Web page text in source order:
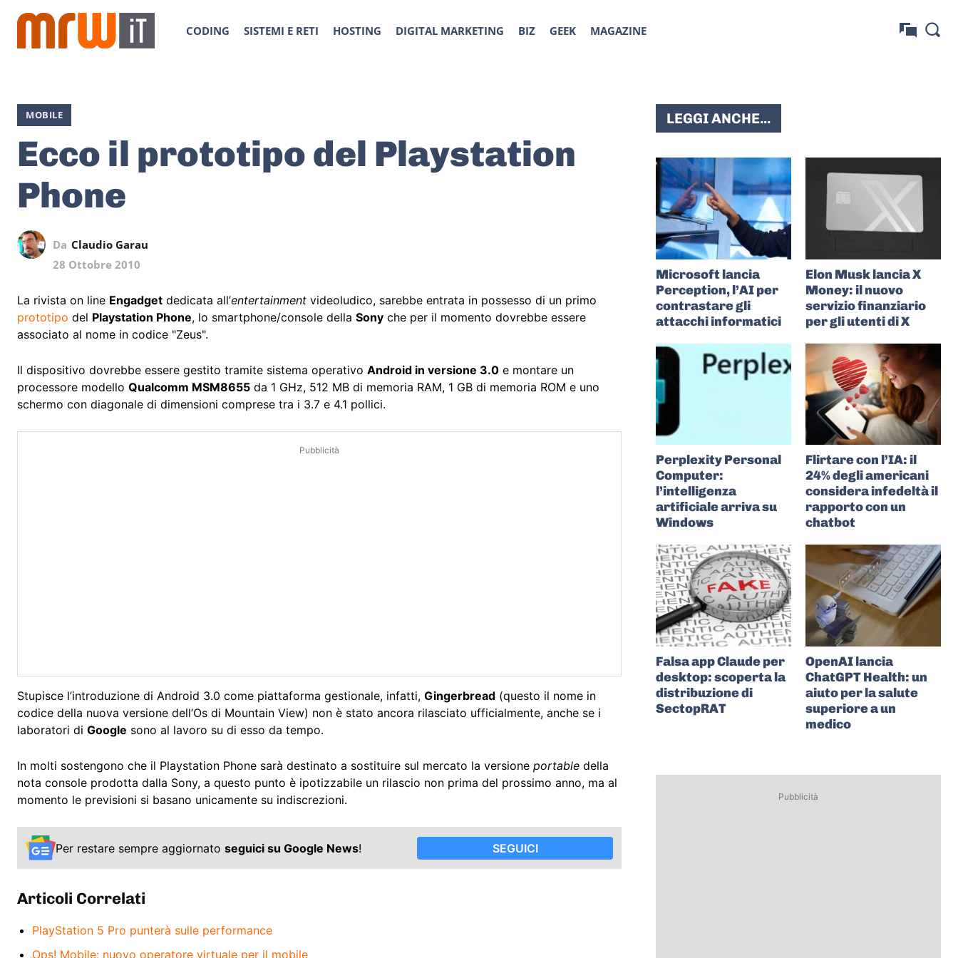
CODING SISTEMI E RETI HOSTING DIGITAL MARKETING BIZ GEEK MAGAZINE
MOBILE
Ecco il prototipo del Playstation
Phone
Da Claudio Garau
28 Ottobre 2010
La rivista on line Engadget dedicata all’entertainment videoludico, sarebbe entrata in possesso di un primo
prototipo del Playstation Phone, lo smartphone/console della Sony che per il momento dovrebbe essere
associato al nome in codice "Zeus".
Il dispositivo dovrebbe essere gestito tramite sistema operativo Android in versione 3.0 e montare un
processore modello Qualcomm MSM8655 da 1 GHz, 512 MB di memoria RAM, 1 GB di memoria ROM e uno
schermo con diagonale di dimensioni comprese tra i 3.7 e 4.1 pollici.
Pubblicità
Stupisce l’introduzione di Android 3.0 come piattaforma gestionale, infatti, Gingerbread (questo il nome in
codice della nuova versione dell’Os di Mountain View) non è stato ancora rilasciato ufficialmente, anche se i
laboratori di Google sono al lavoro su di esso da tempo.
In molti sostengono che il Playstation Phone sarà destinato a sostituire sul mercato la versione portable della
nota console prodotta dalla Sony, a questo punto è ipotizzabile un rilascio non prima del prossimo anno, ma al
momento le previsioni si basano unicamente su indiscrezioni.
Per restare sempre aggiornato seguici su Google News! SEGUICI
Articoli Correlati
PlayStation 5 Pro punterà sulle performance
Ops! Mobile: nuovo operatore virtuale per il mobile
LEGGI ANCHE...
Microsoft lancia
Perception, l’AI per
contrastare gli
attacchi informatici
Elon Musk lancia X
Money: il nuovo
servizio finanziario
per gli utenti di X
Perplexity Personal
Computer:
l’intelligenza
artificiale arriva su
Windows
Flirtare con l’IA: il
24% degli americani
considera infedeltà il
rapporto con un
chatbot
Falsa app Claude per
desktop: scoperta la
distribuzione di
SectopRAT
OpenAI lancia
ChatGPT Health: un
aiuto per la salute
superiore a un
medico
Pubblicità